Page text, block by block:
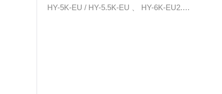
HY-5K-EU / HY-5.5K-EU 、 HY-6K-EU2.